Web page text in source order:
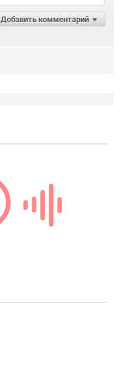
Добавить комментарий